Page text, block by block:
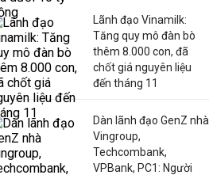
Lãnh đạo Vinamilk:
Tăng quy mô đàn bò
thêm 8.000 con, đã
chốt giá nguyên liệu
đến tháng 11
Dàn lãnh đạo GenZ nhà
Vingroup,
Techcombank,
VPBank, PC1: Người